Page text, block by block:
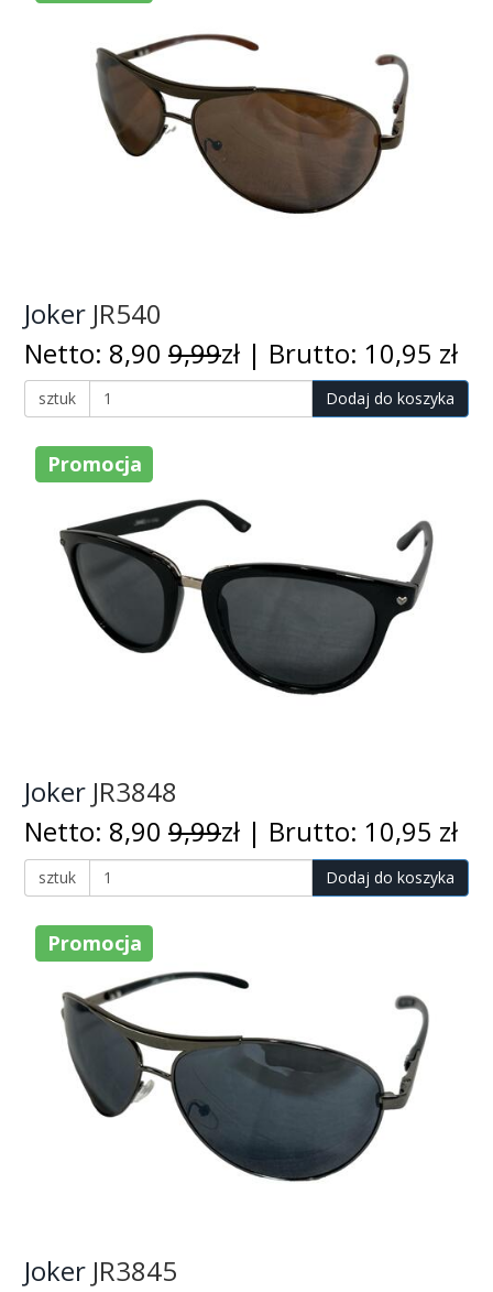
Joker JR540
Netto: 8,90 9,99zł | Brutto: 10,95 zł
sztuk Dodaj do koszyka
Joker JR3848
Netto: 8,90 9,99zł | Brutto: 10,95 zł
sztuk Dodaj do koszyka
Promocja
Joker JR3845
Promocja